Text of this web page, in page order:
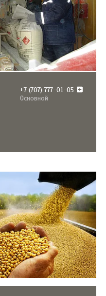
+7 (707) 777-01-05
Основной